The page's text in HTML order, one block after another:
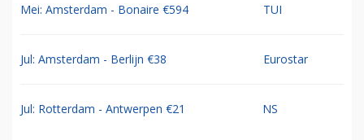
Mei: Amsterdam - Bonaire €594 TUI
Jul: Amsterdam - Berlijn €38 Eurostar
Jul: Rotterdam - Antwerpen €21 NS